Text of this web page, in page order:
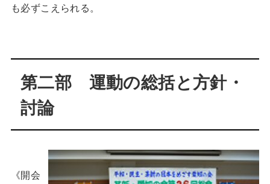
も必ずこえられる。
第二部 運動の総括と方針・
討論
《開会